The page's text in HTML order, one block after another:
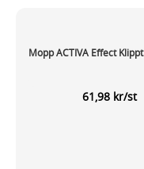
Mopp ACTIVA Effect
61,98 kr/st